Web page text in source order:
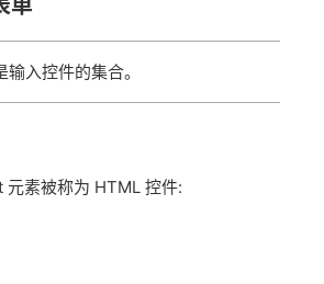
单
入控件的集合。
素被称为 HTML 控件: